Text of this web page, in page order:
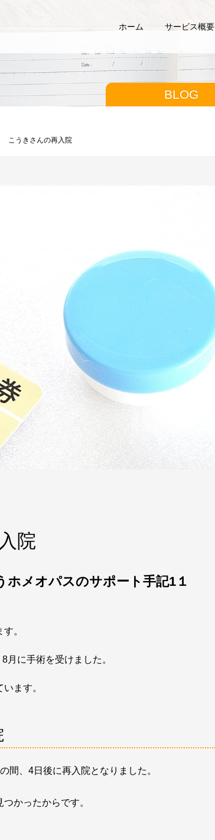
ホーム サービス概要
BLOG
こうきさんの再入院
院
ホメオパスのサポート手記1１
す。
月に手術を受けました。
ます。
間、4日後に再入院となりました。
かったからです。